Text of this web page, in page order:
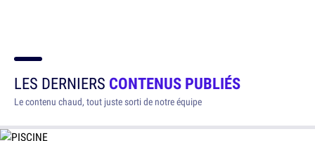
LES DERNIERS CONTENUS PUBLIÉS
Le contenu chaud, tout juste sorti de notre équipe